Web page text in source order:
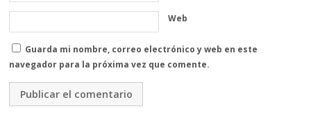
Web
Guarda mi nombre, correo electrónico y web en este
navegador para la próxima vez que comente.